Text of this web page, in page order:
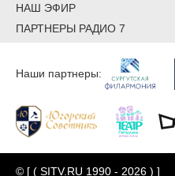
НАШ ЭФИР
ПАРТНЕРЫ РАДИО 7
Наши партнеры:
© [ ( SITV.RU 1990 - 2026 ) ]